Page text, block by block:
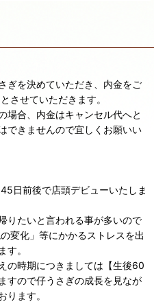
ぎを決めていただき、内金をご
させていただきます。
場合、内金はキャンセル代へと
できませんので宜しくお願いい
日前後で店頭デビューいたしま
りたいと言われる事が多いので
変化」等にかかるストレスを出
す。
の時期につきましては【生後60
すので仔うさぎの成長を見なが
ります。